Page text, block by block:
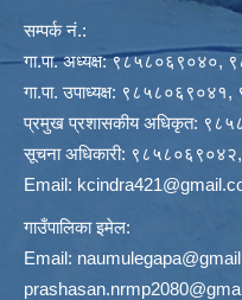
सम्पर्क नं.:
गा.पा. अध्यक्ष: ९८५८०६९०४०,
गा.पा. उपाध्यक्ष:
प्रमुख प्रशासकीय अधिकृत:
सूचना अधिकारी:
Email:
गाउँपालिका इमेल:
Email: